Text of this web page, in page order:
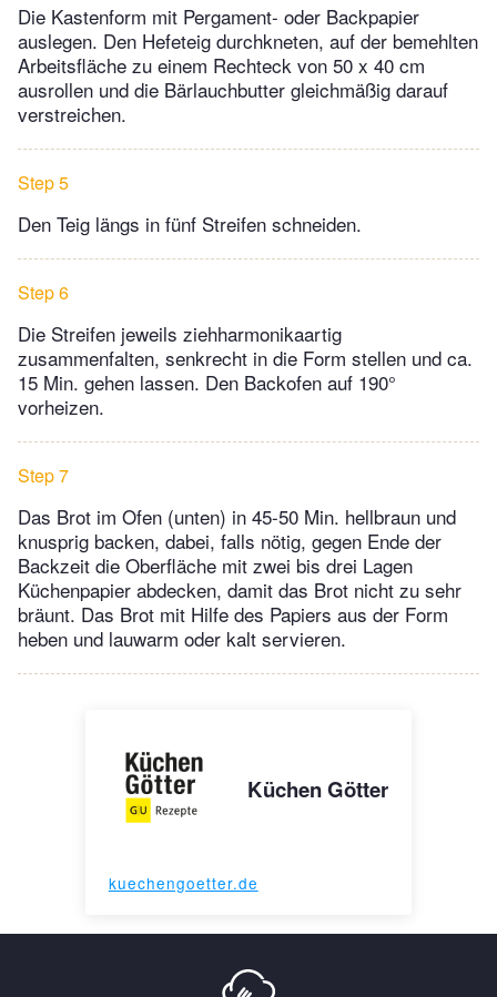
Die Kastenform mit Pergament- oder Backpapier
auslegen. Den Hefeteig durchkneten, auf der bemehlten
Arbeitsfläche zu einem Rechteck von 50 x 40 cm
ausrollen und die Bärlauchbutter gleichmäßig darauf
verstreichen.
Step 5
Den Teig längs in fünf Streifen schneiden.
Step 6
Die Streifen jeweils ziehharmonikaartig
zusammenfalten, senkrecht in die Form stellen und ca.
15 Min. gehen lassen. Den Backofen auf 190°
vorheizen.
Step 7
Das Brot im Ofen (unten) in 45-50 Min. hellbraun und
knusprig backen, dabei, falls nötig, gegen Ende der
Backzeit die Oberfläche mit zwei bis drei Lagen
Küchenpapier abdecken, damit das Brot nicht zu sehr
bräunt. Das Brot mit Hilfe des Papiers aus der Form
heben und lauwarm oder kalt servieren.
Küchen Götter
kuechengoetter.de